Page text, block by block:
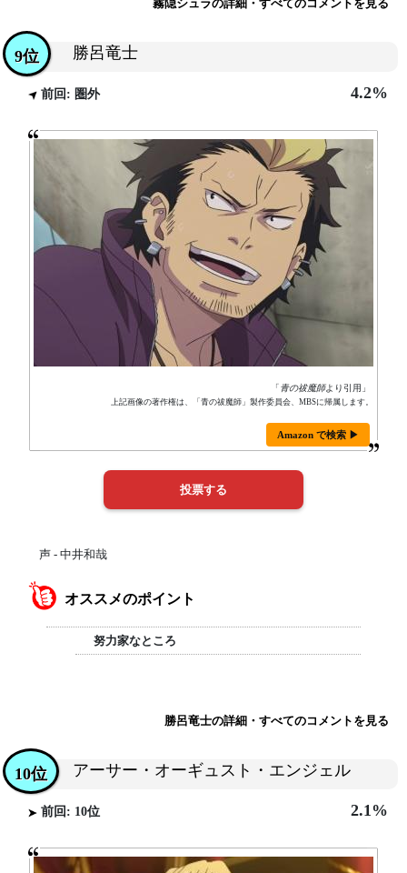
霧隠シュラの詳細・すべてのコメントを見る
勝呂竜士
9位
前回: 圏外 4.2%
「青の祓魔師より引用」
上記画像の著作権は、「青の祓魔師」製作委員会、MBSに帰属します。
Amazon で検索 ▶
声 - 中井和哉
オススメのポイント
努力家なところ
勝呂竜士の詳細・すべてのコメントを見る
アーサー・オーギュスト・エンジェル
10位
前回: 10位 2.1%